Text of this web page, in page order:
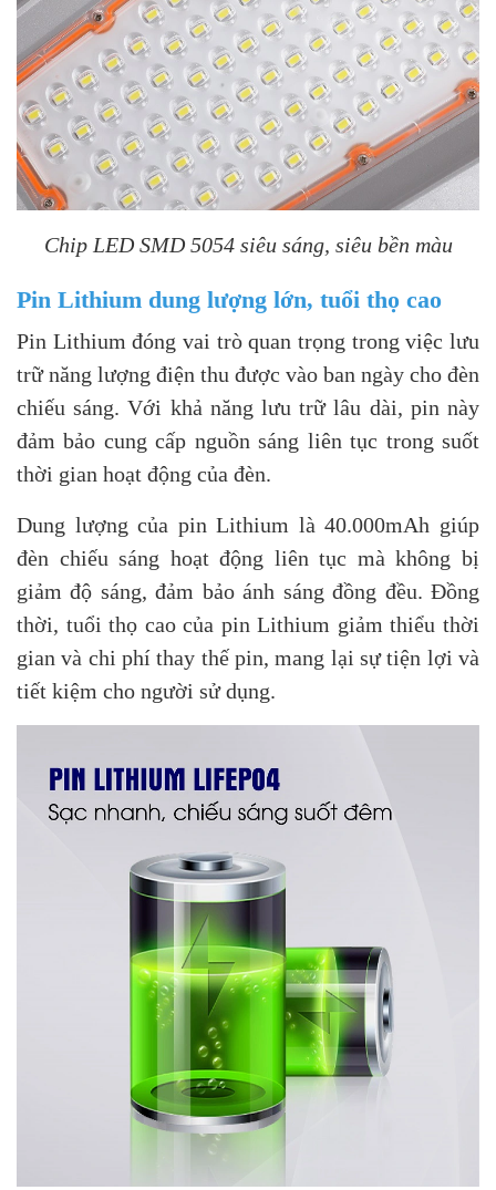
Chip LED SMD 5054 siêu sáng, siêu bền màu
Pin Lithium dung lượng lớn, tuổi thọ cao
Pin Lithium đóng vai trò quan trọng trong việc lưu
trữ năng lượng điện thu được vào ban ngày cho đèn
chiếu sáng. Với khả năng lưu trữ lâu dài, pin này
đảm bảo cung cấp nguồn sáng liên tục trong suốt
thời gian hoạt động của đèn.
Dung lượng của pin Lithium là 40.000mAh giúp
đèn chiếu sáng hoạt động liên tục mà không bị
giảm độ sáng, đảm bảo ánh sáng đồng đều. Đồng
thời, tuổi thọ cao của pin Lithium giảm thiểu thời
gian và chi phí thay thế pin, mang lại sự tiện lợi và
tiết kiệm cho người sử dụng.